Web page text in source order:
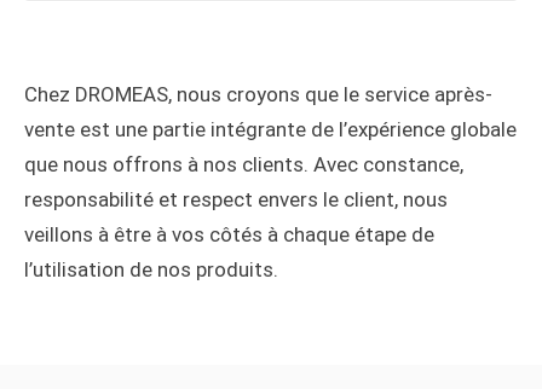
Chez DROMEAS, nous croyons que le service après-
vente est une partie intégrante de l’expérience globale
que nous offrons à nos clients. Avec constance,
responsabilité et respect envers le client, nous
veillons à être à vos côtés à chaque étape de
l’utilisation de nos produits.